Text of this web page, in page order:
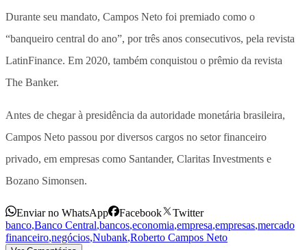
Durante seu mandato, Campos Neto foi premiado como o
“banqueiro central do ano”, por três anos consecutivos, pela revista
LatinFinance. Em 2020, também conquistou o prêmio da revista
The Banker.
Antes de chegar à presidência da autoridade monetária brasileira,
Campos Neto passou por diversos cargos no setor financeiro
privado, em empresas como Santander, Claritas Investments e
Bozano Simonsen.
Enviar no WhatsApp Facebook
Twitter
banco,Banco Central,bancos,economia,empresa,empresas,mercado
financeiro,negócios,Nubank,Roberto Campos Neto